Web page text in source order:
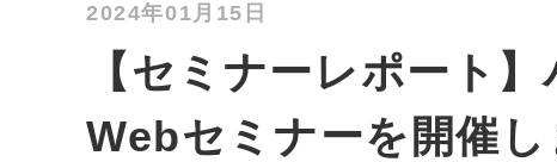
2024年01月15日
【セミナーレポート
Webセミナーを開催し